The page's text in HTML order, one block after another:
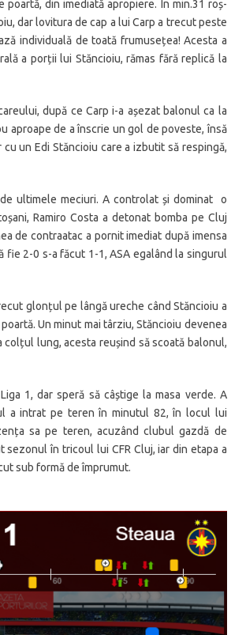
din imediată apropiere. În min.31 roș-
dar lovitura de cap a lui Carp a trecut peste
individuală de toată frumusețea! Acesta a
a porții lui Stăncioiu, rămas fără replică la
după ce Carp i-a așezat balonul ca la
aproape de a înscrie un gol de poveste, însă
un Edi Stăncioiu care a izbutit să respingă,
ultimele meciuri. A controlat și dominat o
Ramiro Costa a detonat bomba pe Cluj
de contraatac a pornit imediat după imensa
fie 2-0 s-a făcut 1-1, ASA egalând la singurul
glonțul pe lângă ureche când Stăncioiu a
Un minut mai târziu, Stăncioiu devenea
lung, acesta reușind să scoată balonul,
1, dar speră să câștige la masa verde. A
a intrat pe teren în minutul 82, în locul lui
sa pe teren, acuzând clubul gazdă de
în tricoul lui CFR Cluj, iar din etapa a
sub formă de împrumut.